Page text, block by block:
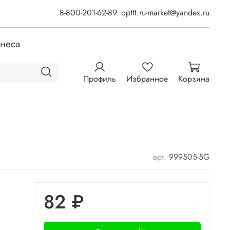
8-800-201-62-89 opttt.ru-market@yandex.ru
Профиль Избранное Корзина
арт. 999505-5G
82 ₽